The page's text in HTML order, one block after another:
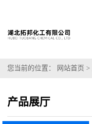
您当前的位置： 网站首页 >
产品展厅